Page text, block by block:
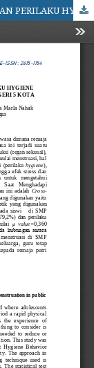
HUBUNGAN DUKUNGAN KELUARGA DENGAN PERILAKU HYGIENE REMAJA SAAT MENGHADAPI MENSTRUASI DI SMP NEGERI 5 KOTA KUPANG